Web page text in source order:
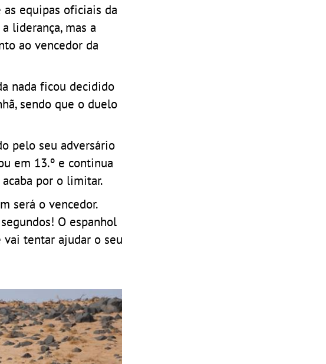
equipas oficiais da
liderança, mas a
ao vencedor da
nada ficou decidido
sendo que o duelo
pelo seu adversário
em 13.º e continua
por o limitar.
será o vencedor.
O espanhol
tentar ajudar o seu